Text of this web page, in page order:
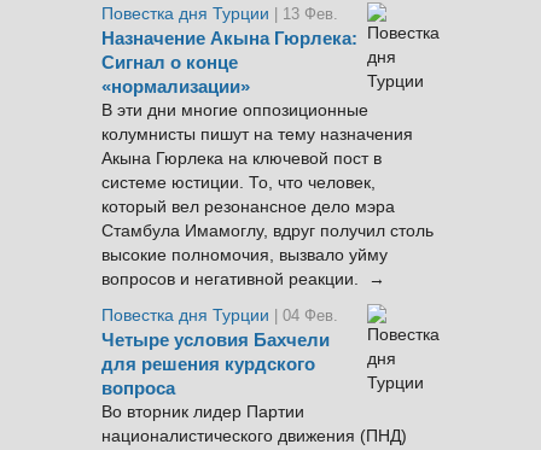
Повестка дня Турции
| 13 Фев.
Назначение Акына Гюрлека:
Сигнал о конце
«нормализации»
В эти дни многие оппозиционные
колумнисты пишут на тему назначения
Акына Гюрлека на ключевой пост в
системе юстиции. То, что человек,
который вел резонансное дело мэра
Стамбула Имамоглу, вдруг получил столь
высокие полномочия, вызвало уйму
вопросов и негативной реакции. →
Повестка дня Турции
| 04 Фев.
Четыре условия Бахчели
для решения курдского
вопроса
Во вторник лидер Партии
националистического движения (ПНД)